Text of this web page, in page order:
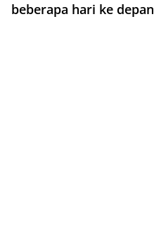
beberapa hari ke depan